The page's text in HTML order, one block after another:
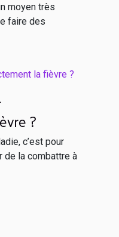
moyen très
faire des
?
c’est pour
de la combattre à